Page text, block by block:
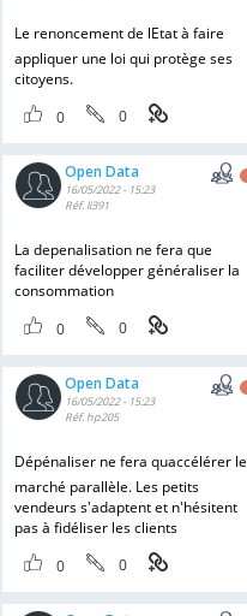
Le renoncement de lEtat à faire
appliquer une loi qui protège ses
citoyens.
0
0
Open Data
16/05/2022 - 15:23
Réf. li391
La depenalisation ne fera que
faciliter développer généraliser la
consommation
0
0
Open Data
16/05/2022 - 15:23
Réf. hp205
Dépénaliser ne fera quaccélérer le
marché parallèle. Les petits
vendeurs s'adaptent et n'hésitent
pas à fidéliser les clients
0
0